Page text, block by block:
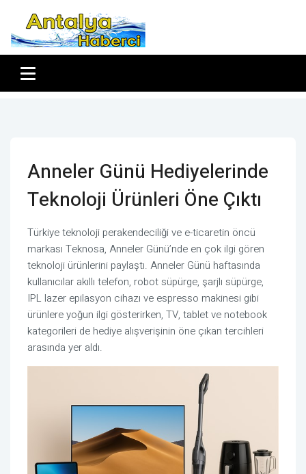
Anneler Günü Hediyelerinde
Teknoloji Ürünleri Öne Çıktı
Türkiye teknoloji perakendeciliği ve e-ticaretin öncü
markası Teknosa, Anneler Günü’nde en çok ilgi gören
teknoloji ürünlerini paylaştı. Anneler Günü haftasında
kullanıcılar akıllı telefon, robot süpürge, şarjlı süpürge,
IPL lazer epilasyon cihazı ve espresso makinesi gibi
ürünlere yoğun ilgi gösterirken, TV, tablet ve notebook
kategorileri de hediye alışverişinin öne çıkan tercihleri
arasında yer aldı.